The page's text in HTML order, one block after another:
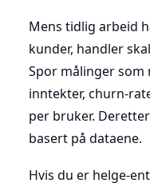
Mens tidlig arbeid
kunder, handler
Spor målinger som
inntekter, churn-
per bruker.
basert på dataene.
Hvis du er helge-